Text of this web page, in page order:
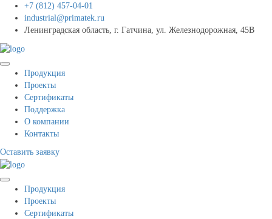
+7 (812) 457-04-01
industrial@primatek.ru
Ленинградская область, г. Гатчина, ул. Железнодорожная, 45В
Продукция
Проекты
Сертификаты
Поддержка
О компании
Контакты
Оставить заявку
Продукция
Проекты
Сертификаты